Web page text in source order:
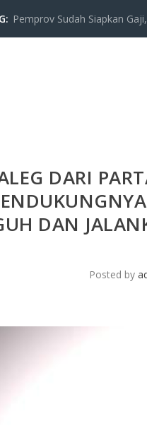
Pemprov Sudah Siapkan
DARI
DAN
Posted by